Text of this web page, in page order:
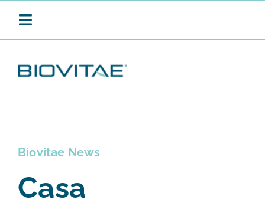
Toggle
PRODOTTI
Biovitae News
Casa